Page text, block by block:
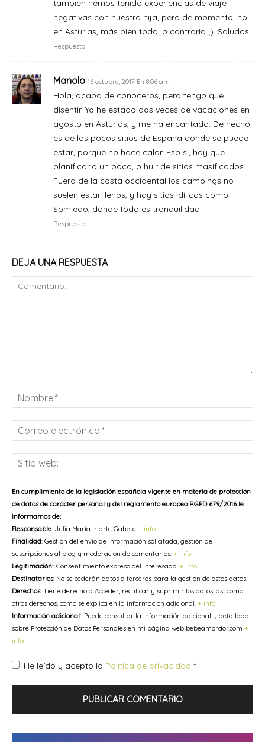
también hemos tenido experiencias de viaje
negativas con nuestra hija, pero de momento, no
en Asturias, más bien todo lo contrario ;). Saludos!
Respuesta
Manolo 16 octubre, 2017 En 8:06 am
Hola, acabo de conoceros, pero tengo que
disentir. Yo he estado dos veces de vacaciones en
agosto en Asturias, y me ha encantado. De hecho
es de los pocos sitios de España donde se puede
estar, porque no hace calor. Eso sí, hay que
planificarlo un poco, o huir de sitios masificados.
Fuera de la costa occidental los campings no
suelen estar llenos, y hay sitios idílicos como
Somiedo, donde todo es tranquilidad.
Respuesta
DEJA UNA RESPUESTA
En cumplimiento de la legislación española vigente en materia de protección
de datos de carácter personal y del reglamento europeo RGPD 679/2016 le
informamos de:
Responsable: Julia María Iriarte Gahete + info
Finalidad: Gestión del envío de información solicitada, gestión de
suscripciones al blog y moderación de comentarios. + info
Legitimación:: Consentimiento expreso del interesado. + info
Destinatarios: No se cederán datos a terceros para la gestión de estos datos.
Derechos: Tiene derecho a Acceder, rectificar y suprimir los datos, así como
otros derechos, como se explica en la información adicional. + info
Información adicional:: Puede consultar la información adicional y detallada
sobre Protección de Datos Personales en mi página web bebeamordor.com +
info
He leído y acepto la Política de privacidad *